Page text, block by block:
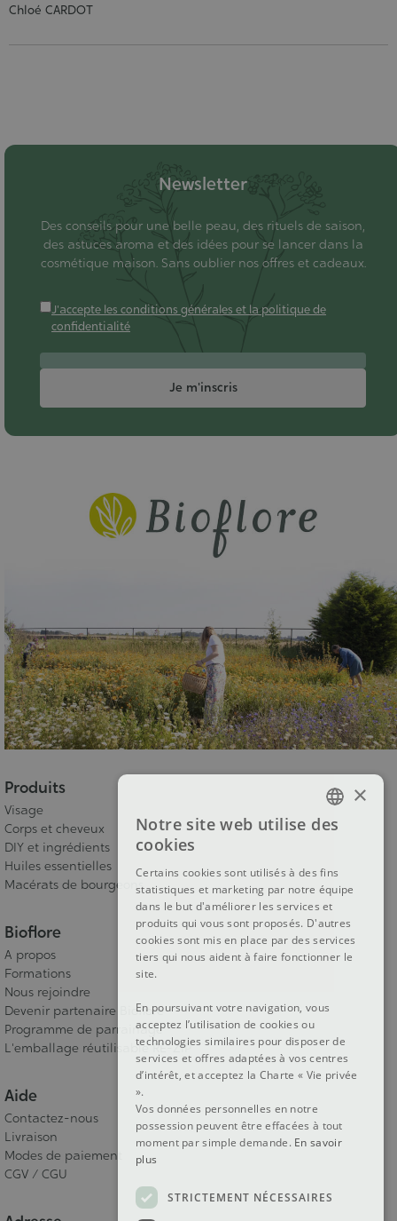
Chloé CARDOT
Produits
Visage
Corps et cheveux
DIY et ingrédients
Huiles essentielles
Macérats de bourgeons
Bioflore
A propos
Formations
Nous rejoindre
Devenir partenaire Bioflore
Programme de parrainage
L'emballage réutilisable RE-ZIP
Aide
Contactez-nous
Livraison
Modes de paiement
CGV / CGU
Newsletter
Des conseils pour une belle peau, des rituels de saison,
des astuces aroma et des idées pour se lancer dans la
cosmétique maison. Sans oublier nos offres et cadeaux.
J'accepte les conditions générales et la politique de
confidentialité
Je m'inscris
FRENCH
ENGLISH
×
Notre site web utilise des
cookies
Certains cookies sont utilisés à des fins
statistiques et marketing par notre équipe
dans le but d'améliorer les services et
produits qui vous sont proposés. D'autres
cookies sont mis en place par des services
tiers qui nous aident à faire fonctionner le
site.
En poursuivant votre navigation, vous
acceptez l’utilisation de cookies ou
technologies similaires pour disposer de
services et offres adaptées à vos centres
d’intérêt, et acceptez la Charte « Vie privée
».
Vos données personnelles en notre
possession peuvent être effacées à tout
moment par simple demande. En savoir
plus
STRICTEMENT NÉCESSAIRES